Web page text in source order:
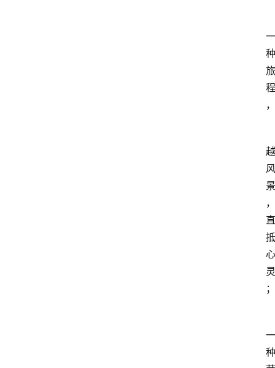
一
种
旅
程
，
越
风
景
，
直
抵
心
灵
；
一
种